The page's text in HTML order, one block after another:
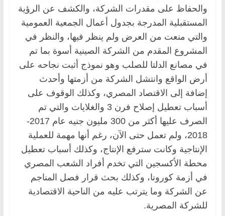
والحفاظ على مقدرات الشركة، والكشف عن الرؤية
المستقبلية المدرجة بجدول أعمال الجمعية العمومية
والتي منعت من العرض ولم ينظر فيها، والنظر في
المشروع المقدم من الشركة الصينية أسوة بما تم
في مصانع الدلتا للصلب وهو نموذج أثبت نجاحه على
أرض الواقع وانتشل الشركة من أزمتها وأحدث
إضافة إلى الاقتصاد المصري، وكذلك الوقوف على
أسباب تعطيل إصلاح فرن 3 والغلايات والتي تم
الصرف عليها أكثر من 300 مليون جنيه عام 2017-
2018، ولم تعمل حتى الآن، رغم أنها مهمة للعملية
الإنتاجية وكانت سترفع الإنتاج، وكذلك أسباب تعطيل
محطة الأكسجين التي تخدم أفراد الشعب المصري
في أزمة كورونا، وكذلك بحث قرار فصل المناجم
عن الشركة وما يترتب عليه من الناحية الاقتصادية
للشركة المصرية.